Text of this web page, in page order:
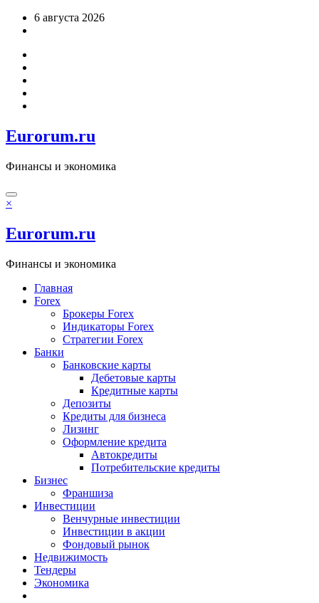
Перейти6 августа 2026
Eurorum.ru
Финансы и экономика
×
Eurorum.ru
Финансы и экономика
Главная
Forex
Брокеры Forex
Индикаторы Forex
Стратегии Forex
Банки
Банковские карты
Дебетовые карты
Кредитные карты
Депозиты
Кредиты для бизнеса
Лизинг
Оформление кредита
Автокредиты
Потребительские кредиты
Бизнес
Франшиза
Инвестиции
Венчурные инвестиции
Инвестиции в акции
Фондовый рынок
Недвижимость
Тендеры
Экономика